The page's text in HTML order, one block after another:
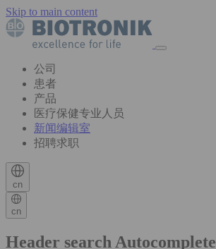
Skip to main content
公司
患者
产品
医疗保健专业人员
新闻编辑室
招聘求职
cn
cn
Header search Autocomplete